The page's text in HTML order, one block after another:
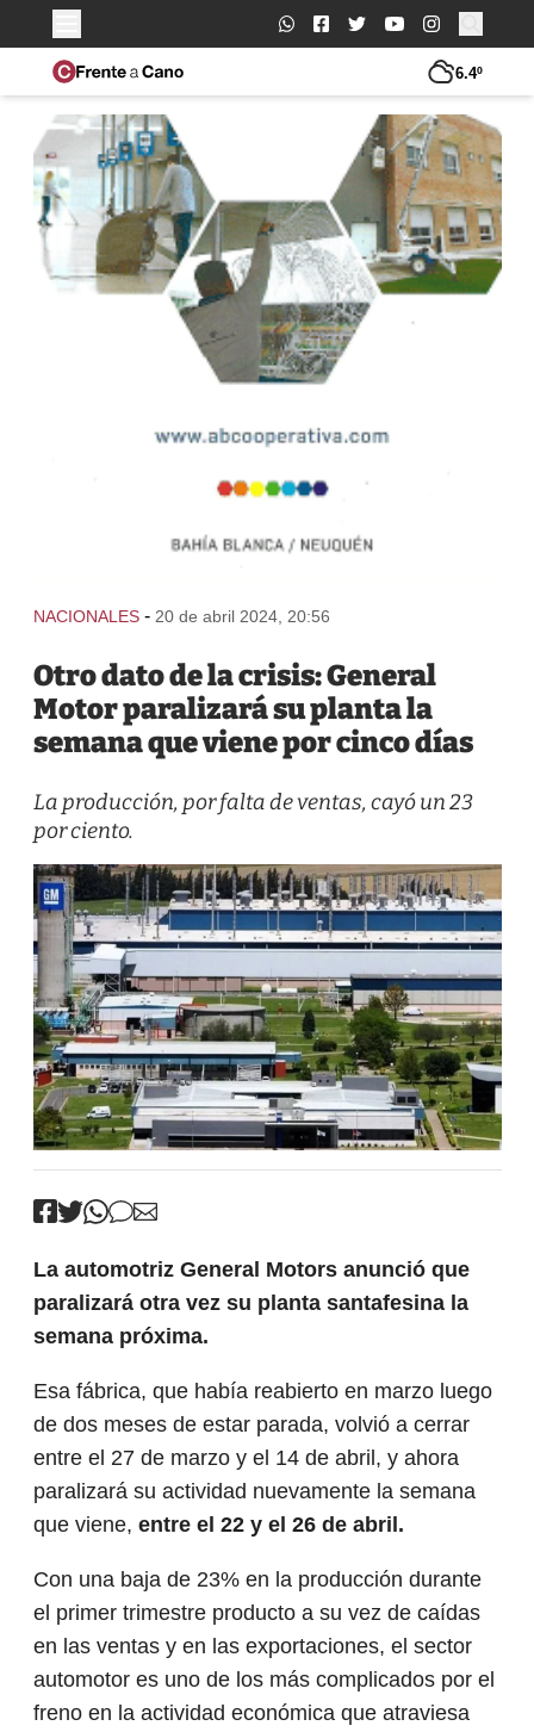
Buscar:
6.4º
NACIONALES - 20 de abril 2024, 20:56
Otro dato de la crisis: General
Motor paralizará su planta la
semana que viene por cinco días
La producción, por falta de ventas, cayó un 23
por ciento.
La automotriz General Motors anunció que
paralizará otra vez su planta santafesina la
semana próxima.
Esa fábrica, que había reabierto en marzo luego
de dos meses de estar parada, volvió a cerrar
entre el 27 de marzo y el 14 de abril, y ahora
paralizará su actividad nuevamente la semana
que viene, entre el 22 y el 26 de abril.
Con una baja de 23% en la producción durante
el primer trimestre producto a su vez de caídas
en las ventas y en las exportaciones, el sector
automotor es uno de los más complicados por el
freno en la actividad económica que atraviesa